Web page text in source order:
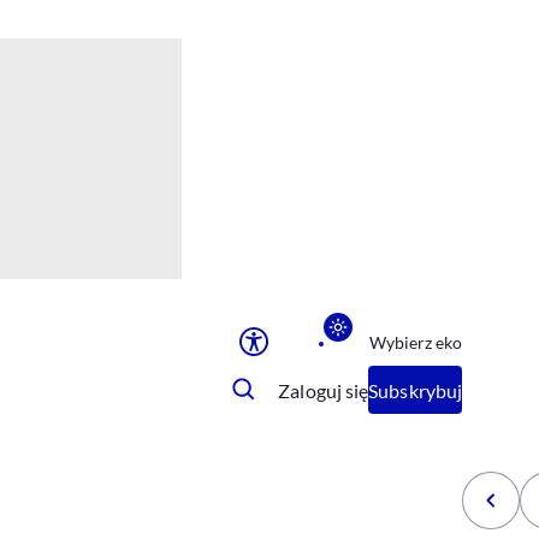
Wybierz eko
Zaloguj sięSubskrybuj